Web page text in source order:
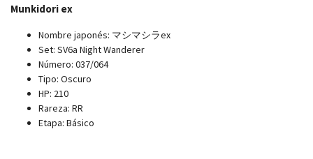
Munkidori ex
Nombre japonés: マシマシラex
Set: SV6a Night Wanderer
Número: 037/064
Tipo: Oscuro
HP: 210
Rareza: RR
Etapa: Básico